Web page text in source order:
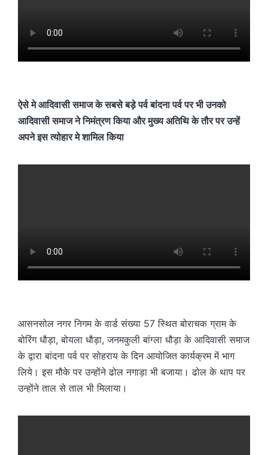
ऐसे मे आदिवासी समाज के सबसे बड़े पर्व बांदना पर्व पर भी उनको
आदिवासी समाज ने निमंत्रण किया और मुख्य अतिथि के तौर पर उन्हें
अपने इस त्योहार मे शामिल किया
आसनसोल नगर निगम के वार्ड संख्या 57 स्थित बोराचक ग्राम के
बोरिंग धौड़ा, बोयला धौड़ा, जनमकुली बांग्ला धौड़ा के आदिवासी समाज
के द्वारा बांदना पर्व पर सोहराय के दिन आयोजित कार्यक्रम में भाग
लिये। इस मौके पर उन्होंने ढोल नगाड़ा भी बजाया। ढोल के थाप पर
उन्होंने ताल से ताल भी मिलाया।